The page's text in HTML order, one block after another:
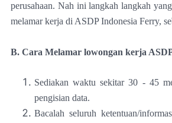
perusahaan. Nah ini langkah langkah
melamar kerja di ASDP Indonesia Ferry,
B. Cara Melamar lowongan kerja
Sediakan waktu sekitar 30 - 45
pengisian data.
Bacalah seluruh ketentuan/